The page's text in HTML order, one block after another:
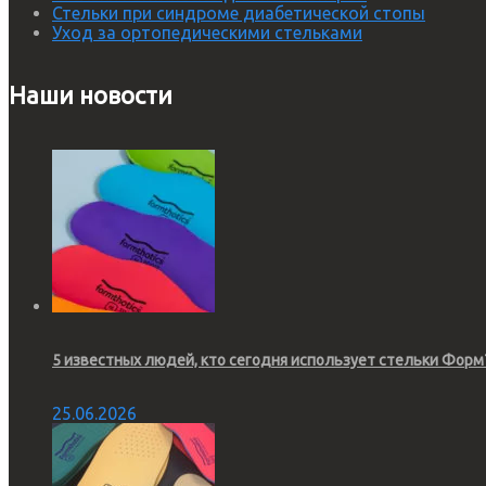
Стельки при синдроме диабетической стопы
Уход за ортопедическими стельками
Наши новости
5 известных людей, кто сегодня использует стельки
25.06.2026